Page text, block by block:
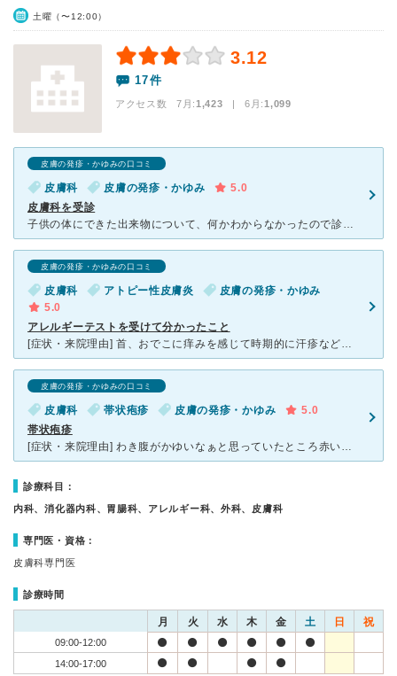
土曜（〜12:00）
3.12
17件
アクセス数 7月:1,423 | 6月:1,099
皮膚の発疹・かゆみの口コミ
皮膚科 皮膚の発疹・かゆみ
5.0
皮膚科を受診
子供の体にできた出来物について、何かわからなかったので診てもらいました。 平日の15時位だったと思いますが待合室は座る所がなく、立って待っている人もいる状態でした。 キッズスペースは広いです、待合
皮膚の発疹・かゆみの口コミ
皮膚科 アトピー性皮膚炎
皮膚の発疹・かゆみ
5.0
アレルギーテストを受けて分かったこと
[症状・来院理由] 首、おでこに痒みを感じて時期的に汗疹などからくる痒みと思い自宅にある薬を使用していました。 １週間ほど塗り続けてみましたが一向に効果がなく通院を決意。こちらの病院はいつも利用さ
皮膚の発疹・かゆみの口コミ
皮膚科 帯状疱疹 皮膚の発疹・かゆみ
5.0
帯状疱疹
[症状・来院理由] わき腹がかゆいなぁと思っていたところ赤い発疹がいくつかあり最初はダニだと思っていました。 数日後内側からチクチク…と今まで感じたことのない嫌な痛みが起こり「もしかして帯状疱疹？
診療科目：
内科、消化器内科、胃腸科、アレルギー科、外科、皮膚科
専門医・資格：
皮膚科専門医
診療時間
月 火 水 木 金 土 日 祝
09:00-12:00
14:00-17:00